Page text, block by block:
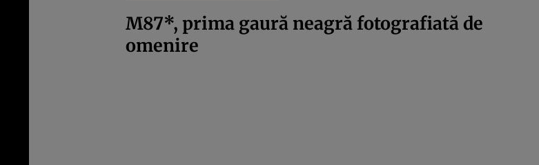
M87*, prima gaură neagră fotografiată de
omenire